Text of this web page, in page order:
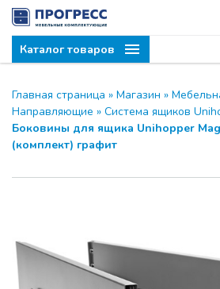
Каталог товаров
Главная страница » Магазин »
Направляющие » Система ящиков
Боковины для ящика Unihopper
(комплект) графит